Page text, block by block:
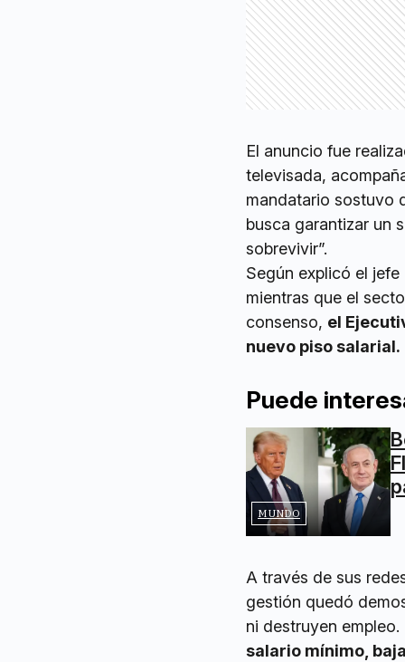
El anuncio fue
televisada,
mandatario sostuvo
busca garantizar un
sobrevivir”.
Según explicó el
mientras que el
consenso, el
nuevo piso salarial.
Puede
MUNDO
A través de sus
gestión quedó
ni destruyen
salario mínimo,